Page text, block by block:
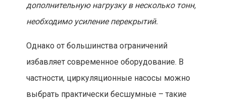
дополнительную нагрузку в несколько тонн,
необходимо усиление перекрытий.
Однако от большинства ограничений
избавляет современное оборудование. В
частности, циркуляционные насосы можно
выбрать практически бесшумные – такие